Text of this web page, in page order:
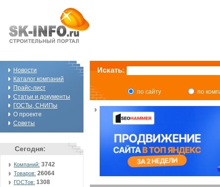
Новости
Каталог компаний
Прайс-лист
Статьи и документы
ГОСТы, СНИПы
О проекте
Советы
Сегодня:
Компаний: 3742
Товаров: 26064
ГОСТов: 1308
Искать:
по сайту по